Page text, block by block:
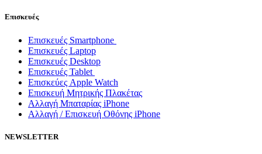
Επισκευές
Επισκευές Smartphone
Επισκευές Laptop
Επισκευές Desktop
Επισκευές Tablet
Επισκεύες Apple Watch
Επισκευή Μητρικής Πλακέτας
Αλλαγή Μπαταρίας iPhone
Αλλαγή / Επισκευή Οθόνης iPhone
NEWSLETTER